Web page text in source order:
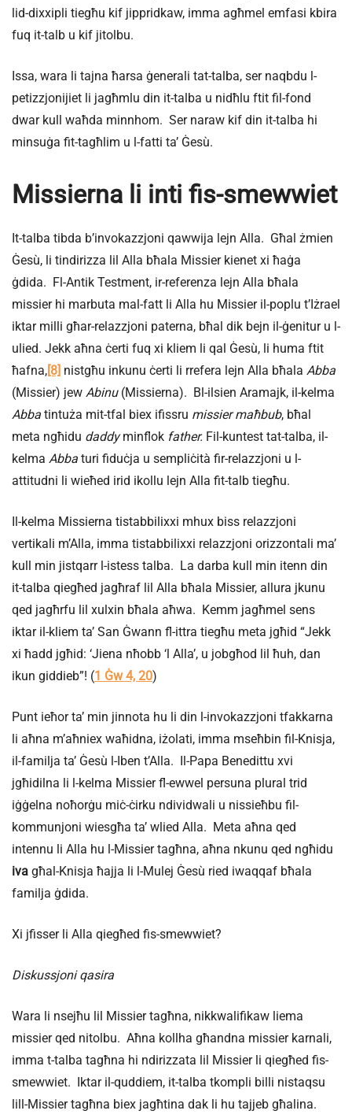
lid-dixxipli tiegħu kif jippridkaw, imma agħmel emfasi kbira
fuq it-talb u kif jitolbu.
Issa, wara li tajna ħarsa ġenerali tat-talba, ser naqbdu l-
petizzjonijiet li jagħmlu din it-talba u nidħlu ftit fil-fond
dwar kull waħda minnhom. Ser naraw kif din it-talba hi
minsuġa fit-tagħlim u l-fatti ta’ Ġesù.
Missierna li inti fis-smewwiet
It-talba tibda b’invokazzjoni qawwija lejn Alla. Għal żmien
Ġesù, li tindirizza lil Alla bħala Missier kienet xi ħaġa
ġdida. Fl-Antik Testment, ir-referenza lejn Alla bħala
missier hi marbuta mal-fatt li Alla hu Missier il-poplu t’Iżrael
iktar milli għar-relazzjoni paterna, bħal dik bejn il-ġenitur u l-
ulied. Jekk aħna ċerti fuq xi kliem li qal Ġesù, li huma ftit
ħafna,[8] nistgħu inkunu ċerti li rrefera lejn Alla bħala Abba
(Missier) jew Abinu(Missierna). Bl-ilsien Aramajk, il-kelma
Abba tintuża mit-tfal biex ifissru missier maħbub, bħal
meta ngħidu daddyminflok father. Fil-kuntest tat-talba, il-
kelma Abba turi fiduċja u sempliċità fir-relazzjoni u l-
attitudni li wieħed irid ikollu lejn Alla fit-talb tiegħu.
Il-kelma Missierna tistabbilixxi mhux biss relazzjoni
vertikali m’Alla, imma tistabbilixxi relazzjoni orizzontali ma’
kull min jistqarr l-istess talba. La darba kull min itenn din
it-talba qiegħed jagħraf lil Alla bħala Missier, allura jkunu
qed jagħrfu lil xulxin bħala aħwa. Kemm jagħmel sens
iktar il-kliem ta’ San Ġwann fl-ittra tiegħu meta jgħid “Jekk
xi ħadd jgħid: ‘Jiena nħobb ‘l Alla’, u jobgħod lil ħuh, dan
ikun giddieb”! (1 Ġw 4, 20)
Punt ieħor ta’ min jinnota hu li din l-invokazzjoni tfakkarna
li aħna m’aħniex waħidna, iżolati, imma mseħbin fil-Knisja,
il-familja ta’ Ġesù l-Iben t’Alla. Il-Papa Benedittu xvi
jgħidilna li l-kelma Missier fl-ewwel persuna plural trid
iġġelna noħorġu miċ-ċirku ndividwali u nissieħbu fil-
kommunjoni wiesgħa ta’ wlied Alla. Meta aħna qed
intennu li Alla hu l-Missier tagħna, aħna nkunu qed ngħidu
iva għal-Knisja ħajja li l-Mulej Ġesù ried iwaqqaf bħala
familja ġdida.
Xi jfisser li Alla qiegħed fis-smewwiet?
Diskussjoni qasira
Wara li nsejħu lil Missier tagħna, nikkwalifikaw liema
missier qed nitolbu. Aħna kollha għandna missier karnali,
imma t-talba tagħna hi ndirizzata lil Missier li qiegħed fis-
smewwiet. Iktar il-quddiem, it-talba tkompli billi nistaqsu
lill-Missier tagħna biex jagħtina dak li hu tajjeb għalina.